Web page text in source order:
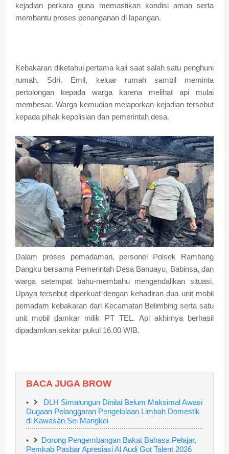
kejadian perkara guna memastikan kondisi aman serta
membantu proses penanganan di lapangan.
Kebakaran diketahui pertama kali saat salah satu penghuni
rumah, Sdri. Emil, keluar rumah sambil meminta
pertolongan kepada warga karena melihat api mulai
membesar. Warga kemudian melaporkan kejadian tersebut
kepada pihak kepolisian dan pemerintah desa.
Dalam proses pemadaman, personel Polsek Rambang
Dangku bersama Pemerintah Desa Banuayu, Babinsa, dan
warga setempat bahu-membahu mengendalikan situasi.
Upaya tersebut diperkuat dengan kehadiran dua unit mobil
pemadam kebakaran dari Kecamatan Belimbing serta satu
unit mobil damkar milik PT TEL. Api akhirnya berhasil
dipadamkan sekitar pukul 16.00 WIB.
BACA JUGA BROW
DLH Simalungun Dinilai Belum Maksimal Awasi
Dugaan Pelanggaran Pengelolaan Limbah Domestik
di Kawasan Sei Mangkei
Dorong Pengembangan Bakat Bahasa Pelajar,
Pemkab Pasbar Apresiasi Al Audi Got Talent 2026